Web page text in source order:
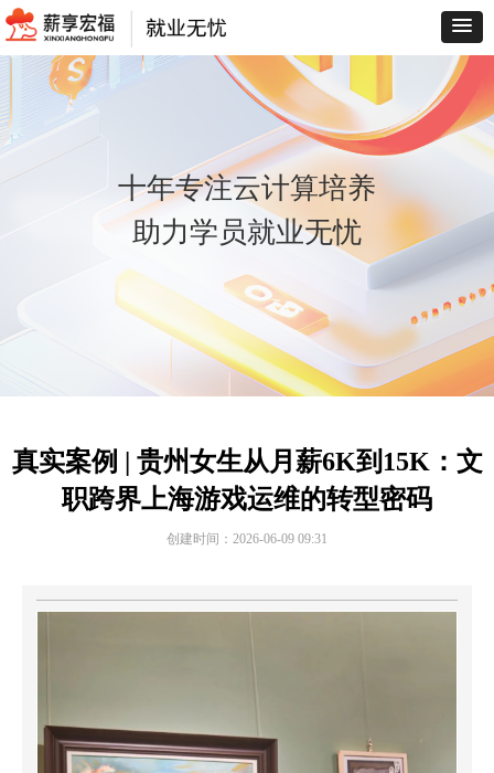
十年专注云计算培养
助力学员就业无忧
真实案例 | 贵州女生从月薪6K到15K：文
职跨界上海游戏运维的转型密码
创建时间： 2026-06-09 09:31